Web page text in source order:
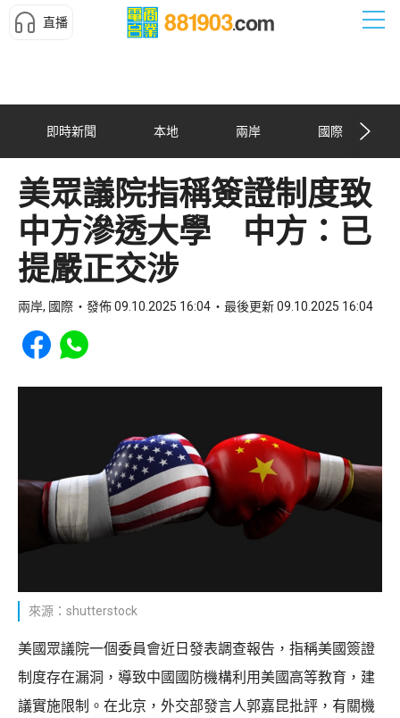
直播
即時新聞 本地 兩岸 國際
美眾議院指稱簽證制度致
中方滲透大學 中方：已
提嚴正交涉
兩岸, 國際 發佈 09.10.2025 16:04 最後更新 09.10.2025 16:04
Share to Facebook
Share to WhatsApp
來源：shutterstock
美國眾議院一個委員會近日發表調查報告，指稱美國簽證
制度存在漏洞，導致中國國防機構利用美國高等教育，建
議實施限制。在北京，外交部發言人郭嘉昆批評，有關機